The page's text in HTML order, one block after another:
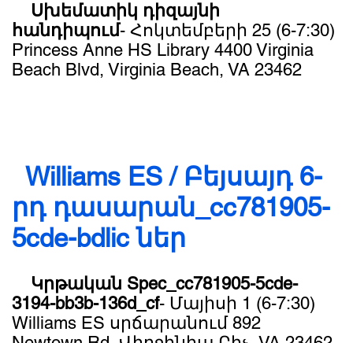
Սխեմատիկ դիզայնի
հանդիպում- Հոկտեմբերի 25 (6-7:30)
Princess Anne HS Library 4400 Virginia
Beach Blvd, Virginia Beach, VA 23462
​ Williams ES / Բեյսայդ 6-
րդ դասարան_cc781905-
5cde-bdlic ներ
Կրթական Spec_cc781905-5cde-
3194-bb3b-136d_cf- ​Մայիսի 1 (6-7:30)
Williams ES սրճարանում 892